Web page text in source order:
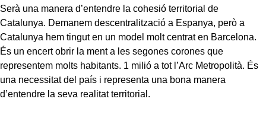
Serà una manera d’entendre la cohesió territorial de
Catalunya. Demanem descentralització a Espanya, però a
Catalunya hem tingut en un model molt centrat en Barcelona.
És un encert obrir la ment a les segones corones que
representem molts habitants. 1 milió a tot l’Arc Metropolità. És
una necessitat del país i representa una bona manera
d’entendre la seva realitat territorial.